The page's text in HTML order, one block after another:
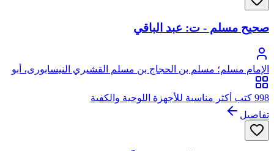
صحيح مسلم - ت: عبد الباقي
الإمام مسلم؛ مسلم بن الحجاج بن مسلم القشيري النيسابورى، أبو
الحسين
998 كتب أكثر مناسبة للأجهزة اللوحية والكفية
تفاصيل